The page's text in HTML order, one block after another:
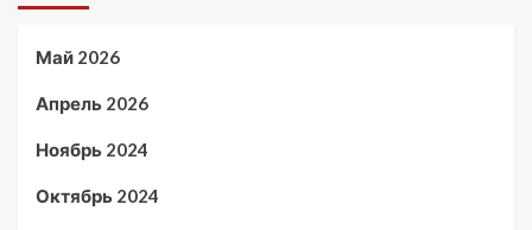
Май 2026
Апрель 2026
Ноябрь 2024
Октябрь 2024